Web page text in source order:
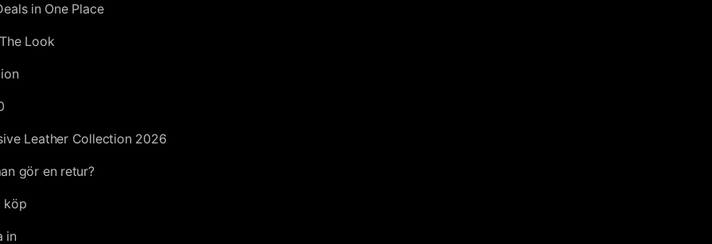
in One Place
Look
Leather Collection 2026
gör en retur?
köp
in